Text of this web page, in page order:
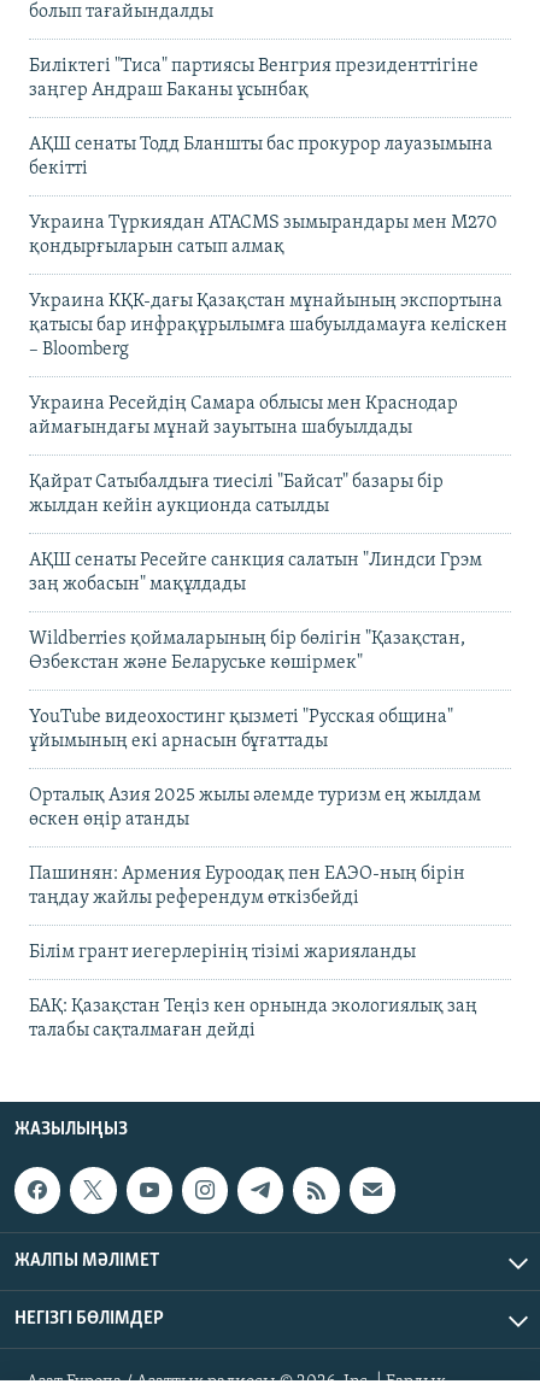
болып тағайындалды
Биліктегі "Тиса" партиясы Венгрия президенттігіне
заңгер Андраш Баканы ұсынбақ
АҚШ сенаты Тодд Бланшты бас прокурор лауазымына
бекітті
Украина Түркиядан ATACMS зымырандары мен M270
қондырғыларын сатып алмақ
Украина КҚК-дағы Қазақстан мұнайының экспортына
қатысы бар инфрақұрылымға шабуылдамауға келіскен
– Bloomberg
Украина Ресейдің Самара облысы мен Краснодар
аймағындағы мұнай зауытына шабуылдады
Қайрат Сатыбалдыға тиесілі "Байсат" базары бір
жылдан кейін аукционда сатылды
АҚШ сенаты Ресейге санкция салатын "Линдси Грэм
заң жобасын" мақұлдады
Wildberries қоймаларының бір бөлігін "Қазақстан,
Өзбекстан және Беларуське көшірмек"
YouTube видеохостинг қызметі "Русская община"
ұйымының екі арнасын бұғаттады
Орталық Азия 2025 жылы әлемде туризм ең жылдам
өскен өңір атанды
Пашинян: Армения Еуроодақ пен ЕАЭО-ның бірін
таңдау жайлы референдум өткізбейді
Білім грант иегерлерінің тізімі жарияланды
БАҚ: Қазақстан Теңіз кен орнында экологиялық заң
талабы сақталмаған дейді
ЖАЗЫЛЫҢЫЗ
ЖАЛПЫ МӘЛІМЕТ
НЕГІЗГІ БӨЛІМДЕР
Азат Еуропа / Азаттық радиосы © 2026, Inc. | Барлық